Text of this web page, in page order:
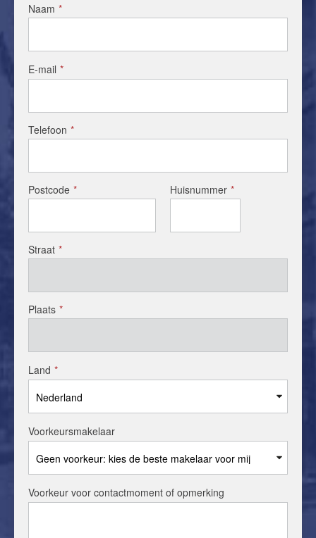
Naam *
E-mail *
Telefoon *
Postcode * Huisnummer *
Straat *
Plaats *
Land *
Voorkeursmakelaar
Voorkeur voor contactmoment of opmerking